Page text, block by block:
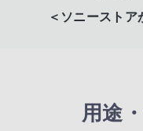
＜ソニーストア
用途